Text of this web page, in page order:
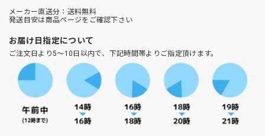
メーカー直送分：送料無料
発送目安は商品ページをご確認下さい
お届け日指定について
ご注文日より5～10日以内で、下記時間帯よりご指定頂けます。